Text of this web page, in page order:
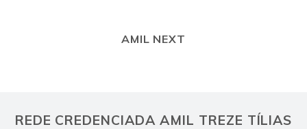
AMIL NEXT
REDE CREDENCIADA AMIL TREZE TÍLIAS